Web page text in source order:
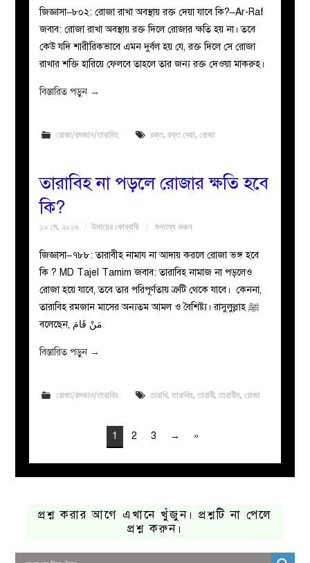
জিজ্ঞাসা–৮০২: রোজা রাখা অবস্থায় রক্ত দেয়া যাবে কি?–Ar-Raf
জবাব: রোজা রাখা অবস্থায় রক্ত দিলে রোজার ক্ষতি হয় না। তবে
কেউ যদি শারীরিকভাবে এমন দুর্বল হয় যে, রক্ত দিলে সে রোজা
রাখার শক্তি হারিয়ে ফেলবে তাহলে তার জন্য রক্ত দেওয়া মাকরুহ।
বিস্তারিত পড়ুন →
রোজা/রমজান/তারাবিহ রক্ত, রক্ত দেয়া, রোজা
তারাবিহ না পড়লে রোজার ক্ষতি হবে
কি?
১০ মে, ২০১৯ উমায়ের কোব্বাদী মন্তব্য করুন
জিজ্ঞাসা–৭৮৮: তারাবীহ নামায না আদায় করলে রোজা ভঙ্গ হবে
কি ? MD Tajel Tamim জবাব: তারাবিহ নামাজ না পড়লেও
রোজা হয়ে যাবে, তবে তার পরিপূর্ণতায় ত্রুটি থেকে যাবে। কেননা,
তারাবিহ রমজান মাসের অন্যতম আমল ও বৈশিষ্ট্য। রাসুলুল্লাহ ﷺ
বলেছেন, مَنْ قَامَ
বিস্তারিত পড়ুন →
রোজা/রমজান/তারাবিহ তারাবি, তারাবিহ, তারাবী, তারাবীহ, রোজা
1 2 3 → »
প্রশ্ন করার আগে এখানে খুঁজুন। প্রশ্নটি না পেলে
প্রশ্ন করুন।